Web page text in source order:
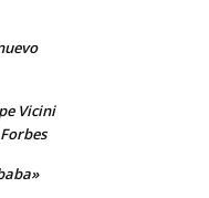
Vicini